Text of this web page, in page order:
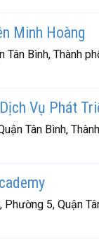
Minh Hoàng
Bình, Thành
Vụ Phát
Tân Bình,
5, Quận